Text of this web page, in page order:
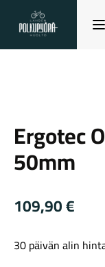
Lahden
Suositut
Ergotec
50mm
109,90€
30 päivän alin